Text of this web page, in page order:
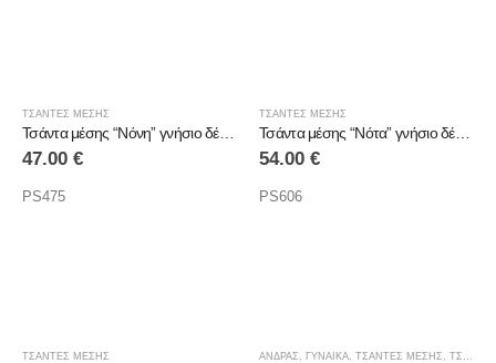
ΤΣΑΝΤΕΣ ΜΕΣΗΣ
Τσάντα μέσης “Νόνη” γνήσιο δέρμα
47.00 €
PS475
ΤΣΑΝΤΕΣ ΜΕΣΗΣ
Τσάντα μέσης “Νότα” γνήσιο δέρμα
54.00 €
PS606
ΤΣΑΝΤΕΣ ΜΕΣΗΣ ΑΝΔΡΑΣ ΓΥΝΑΙΚΑ ΤΣΑΝΤΕΣ ΜΕΣΗΣ ΤΣΑΝΤΕΣ ΜΕΣΗΣ